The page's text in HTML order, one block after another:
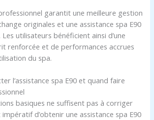
garantit une meilleure gestion
originales et une assistance spa E90
utilisateurs bénéficient ainsi d’une
renforcée et de performances accrues
du spa.
l’assistance spa E90 et quand faire
basiques ne suffisent pas à corriger
impératif d’obtenir une assistance spa E90